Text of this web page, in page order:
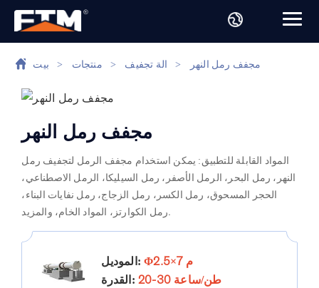
بيت > منتجات > الة تجفيف > مجفف رمل النهر
مجفف رمل النهر
المواد القابلة للتطبيق: يمكن استخدام مجفف الرمل لتجفيف رمل
النهر، رمل البحر، الرمل الأصفر، رمل السيليكا، الرمل الاصطناعي،
الحجر المسحوق، رمل الكسر، رمل الزجاج، رمل نفايات البناء،
رمل الكوارتز، المواد الخام، والمزيد.
الموديل:
Φ2.5×7 م
القدرة:
20-30 طن/ساعة